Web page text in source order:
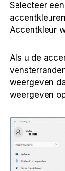
Selecteer
Accentkleur
Als u de
weergeven
weergeven